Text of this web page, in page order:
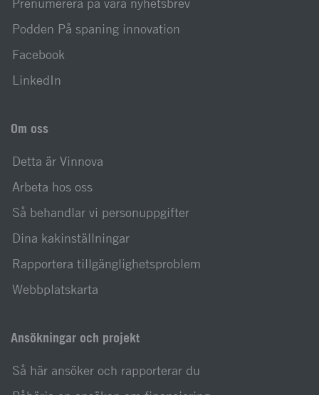
Prenumerera på våra nyhetsbrev
Podden På spaning innovation
Facebook
LinkedIn
Om oss
Detta är Vinnova
Arbeta hos oss
Så behandlar vi personuppgifter
Dina kakinställningar
Rapportera tillgänglighetsproblem
Webbplatskarta
Ansökningar och projekt
Så här ansöker och rapporterar du